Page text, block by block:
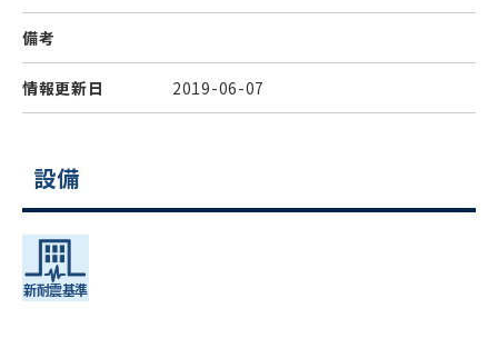
備考
情報更新日 2019-06-07
設備